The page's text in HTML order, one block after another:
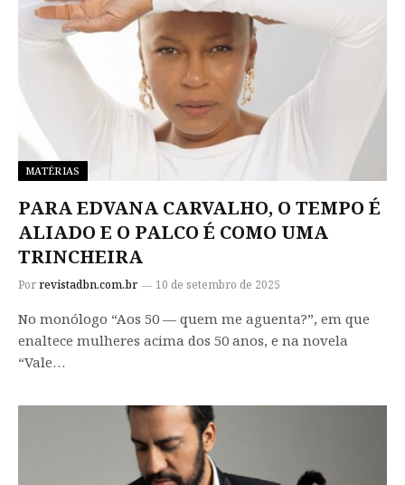
MATÉRIAS
PARA EDVANA CARVALHO, O TEMPO É
ALIADO E O PALCO É COMO UMA
TRINCHEIRA
Porrevistadbn.com.br 10 de setembro de 2025
No monólogo “Aos 50 — quem me aguenta?”, em que
enaltece mulheres acima dos 50 anos, e na novela
“Vale…